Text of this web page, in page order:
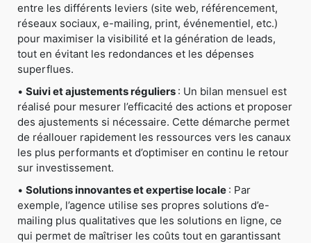
entre les différents leviers (site web, référencement,
réseaux sociaux, e-mailing, print, événementiel, etc.)
pour maximiser la visibilité et la génération de leads,
tout en évitant les redondances et les dépenses
superflues.
• Suivi et ajustements réguliers : Un bilan mensuel est
réalisé pour mesurer l’efficacité des actions et proposer
des ajustements si nécessaire. Cette démarche permet
de réallouer rapidement les ressources vers les canaux
les plus performants et d’optimiser en continu le retour
sur investissement.
• Solutions innovantes et expertise locale : Par
exemple, l’agence utilise ses propres solutions d’e-
mailing plus qualitatives que les solutions en ligne, ce
qui permet de maîtriser les coûts tout en garantissant